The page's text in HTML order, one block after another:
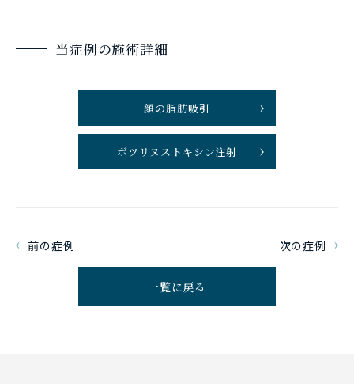
当症例の施術詳細
顔の脂肪吸引
ボツリヌストキシン注射
前の症例 次の症例
一覧に戻る